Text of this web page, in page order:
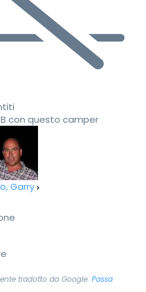
con questo camper
Garry
tradotto da Google. Passa